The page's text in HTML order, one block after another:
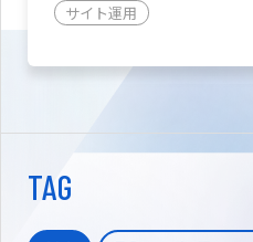
サイト運用
TAG